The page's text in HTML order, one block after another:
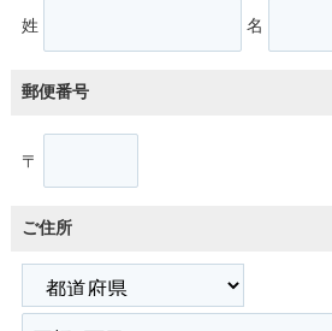
姓 名
郵便番号
〒
ご住所